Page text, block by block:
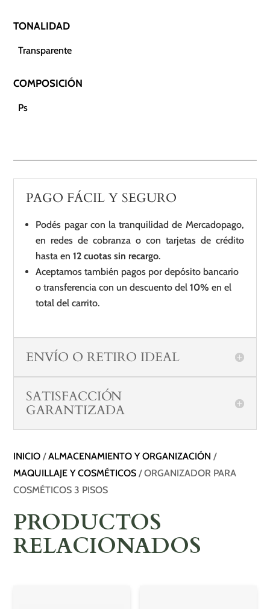
TONALIDAD
Transparente
COMPOSICIÓN
Ps
PAGO FÁCIL Y SEGURO
Podés pagar con la tranquilidad de Mercadopago,
en redes de cobranza o con tarjetas de crédito
hasta en12 cuotas sin recargo.
Aceptamos también pagos por depósito bancario
o transferencia con un descuento del10% en el
total del carrito.
ENVÍO O RETIRO IDEAL
SATISFACCIÓN
GARANTIZADA
INICIO /ALMACENAMIENTO Y ORGANIZACIÓN /
MAQUILLAJE Y COSMÉTICOS / ORGANIZADOR PARA
COSMÉTICOS 3 PISOS
PRODUCTOS
RELACIONADOS